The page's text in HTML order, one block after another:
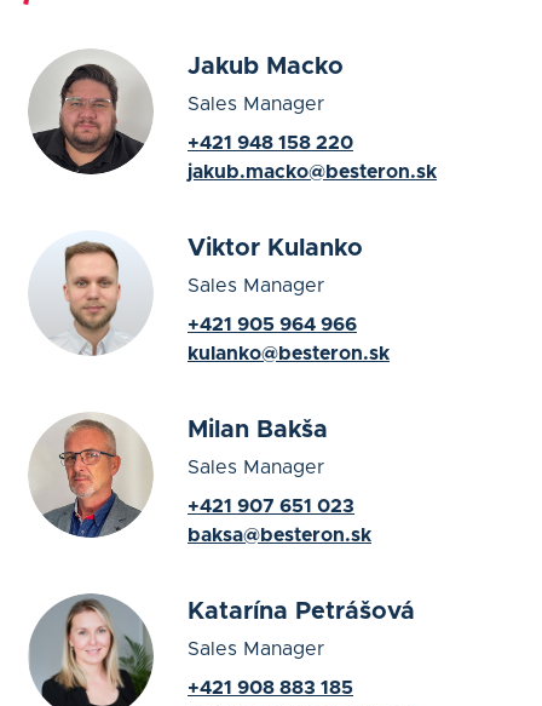
Jakub Macko
Sales Manager
+421 948 158 220
jakub.macko@besteron.sk
Viktor Kulanko
Sales Manager
+421 905 964 966
kulanko@besteron.sk
Milan Bakša
Sales Manager
+421 907 651 023
baksa@besteron.sk
Katarína Petrášová
Sales Manager
+421 908 883 185